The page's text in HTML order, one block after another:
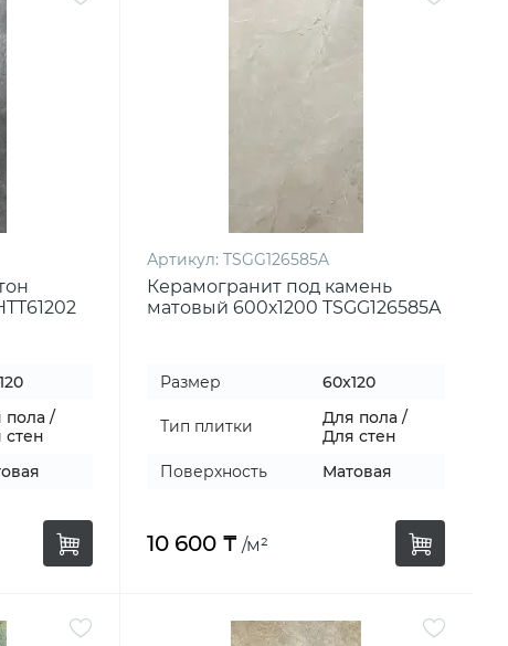
пола /
стен
Артикул: TSGG126585A
Керамогранит под камень
матовый 600х1200 TSGG126585A
Размер 60x120
Тип плитки
Для пола /
Для стен
Поверхность
Матовая
10 600 ₸ /м²